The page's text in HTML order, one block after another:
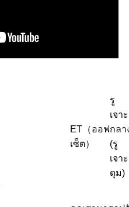
ET（ออฟ
เซ็ต）
รู
เจาะ
กลา
(รู
เจาะ
ดุม)